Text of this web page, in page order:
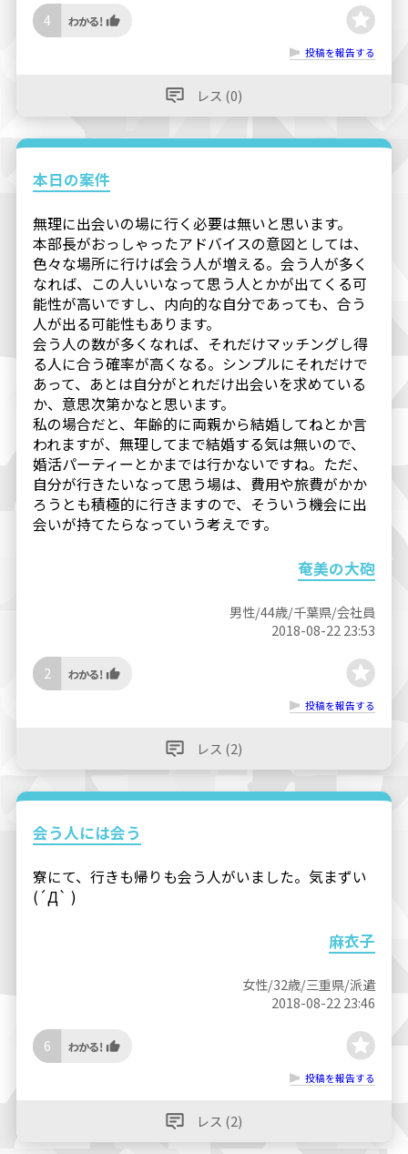
4
投稿を報告する
レス (0)
本日の案件
無理に出会いの場に行く必要は無いと思います。
本部長がおっしゃったアドバイスの意図としては、
色々な場所に行けば会う人が増える。会う人が多く
なれば、この人いいなって思う人とかが出てくる可
能性が高いですし、内向的な自分であっても、合う
人が出る可能性もあります。
会う人の数が多くなれば、それだけマッチングし得
る人に合う確率が高くなる。シンプルにそれだけで
あって、あとは自分がとれだけ出会いを求めている
か、意思次第かなと思います。
私の場合だと、年齢的に両親から結婚してねとか言
われますが、無理してまで結婚する気は無いので、
婚活パーティーとかまでは行かないですね。ただ、
自分が行きたいなって思う場は、費用や旅費がかか
ろうとも積極的に行きますので、そういう機会に出
会いが持てたらなっていう考えです。
奄美の大砲
男性/44歳/千葉県/会社員
2018-08-22 23:53
2
投稿を報告する
レス (2)
会う人には会う
寮にて、行きも帰りも会う人がいました。気まずい
(´Д` )
麻衣子
女性/32歳/三重県/派遣
2018-08-22 23:46
6
投稿を報告する
レス (2)